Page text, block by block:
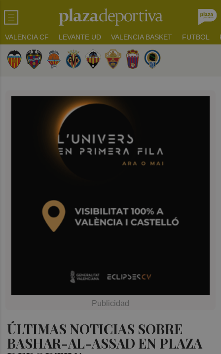
VALENCIA CF LEVANTE UD VALENCIA BASKET FUTBOL
ÚLTIMAS NOTICIAS SOBRE
BASHAR-AL-ASSAD EN PLAZA